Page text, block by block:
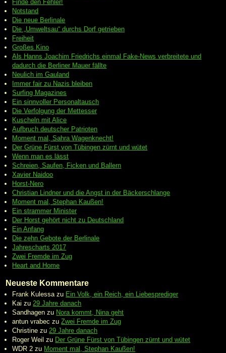
Finde den Fehler!
Notstand
Die neue Berlinale
Die „Umweltsau“ durchs Dorf getrieben
Freiheit
Großes Kino
Als Hanns Joachim Friedrichs einmal Fake-News verbreitete und
dadurch die Berliner Mauer fällte
Neulich im Gauland
Immer fair zu Nazis bleiben
Surfing Magazines
Ein sinnvoller Personaltausch
Die Verfolgung der Mettesser
Kuscheln mit Alice
Aufbruch deutscher Patrioten
Moment mal, Sahra Wagenknecht!
Der Grüne Fürst von Tübingen zürnt und wütet
Wenn man es lässt
Schreien, Saufen, Ficken und Ballern
Xavier Naidoo
Horst-Nero
Christian Lindner und die Angst in der Bäckerschlange
Moment mal, Stephan Kaußen!
Ein strammer Minister
Der Horst gehört nicht zu Deutschland
Ein Anfang
Die zehn Gebote der Berlinale
Jahrescharts 2017
Zwei Fremde im Zug
Heart and Home
Neueste Kommentare
Frank Kulessa zu Ein Volk, ein Reich, ein Liebesprediger
Kai zu 29 Jahre danach
Sandhagen zu Nora kommt, Nina geht
antun vrabec zuZwei Fremde im Zug
Christine zu 29 Jahre danach
Roger Weil zu Der Grüne Fürst von Tübingen zürnt und wütet
WDR 2 zu Moment mal, Stephan Kaußen!